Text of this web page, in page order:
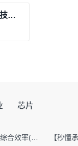
AI芯片“功耗悬崖”：大模型催生的冷却技术革命
芯片